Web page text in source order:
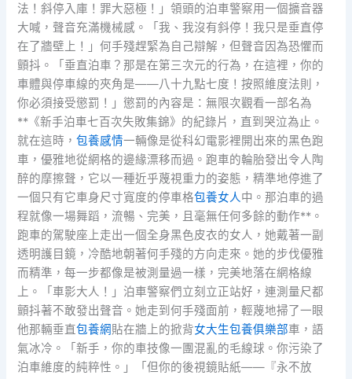
法！斜停入庫！罪大惡極！」領頭的泊車警察用一個擴音器
大喊，聲音充滿機械感。「我、我沒有斜停！我只是垂直停
在了牆壁上！」何手殘趕緊為自己辯解，但聲音因為恐懼而
顫抖。「垂直泊車？那是在第三次元的行為，在這裡，你的
車體與停車線的夾角是——八十九點七度！按照維度法則，
你必須接受懲罰！」懲罰的內容是：無限次觀看一部名為
**《新手泊車七百次失敗集錦》的紀錄片，直到哭泣為止。
就在這時，包養感情一輛像是從科幻電影裡開出來的黑色跑
車，優雅地從網格的邊緣漂移而過。跑車的輪胎發出令人陶
醉的摩擦聲，它以一種近乎蔑視重力的姿態，精準地停進了
一個只有它車身尺寸寬度的停車格包養女人 中。那泊車的過
程就像一場舞蹈，流暢、完美，且毫無任何多餘的動作**。
跑車的駕駛座上走出一個全身黑色皮衣的女人，她戴著一副
透明護目鏡，冷酷地朝著何手殘的方向走來。她的步伐優雅
而精準，每一步都像是被測量過一樣，完美地落在網格線
上。「車影大人！」泊車警察們立刻立正站好，連測量尺都
顫抖著不敢發出聲音。她走到何手殘面前，輕蔑地掃了一眼
他那輛垂直包養網貼在牆上的掀背女大生包養俱樂部車，語
氣冰冷。「新手，你的車技像一團混亂的毛線球。你污染了
泊車維度的純粹性。」「但你的後視鏡貼紙——『永不放